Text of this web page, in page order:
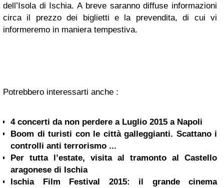
dell’Isola di Ischia. A breve saranno diffuse informazioni
circa il prezzo dei biglietti e la prevendita, di cui vi
informeremo in maniera tempestiva.
Potrebbero interessarti anche :
4 concerti da non perdere a Luglio 2015 a Napoli
Boom di turisti con le città galleggianti. Scattano i
controlli anti terrorismo ...
Per tutta l’estate, visita al tramonto al Castello
aragonese di Ischia
Ischia Film Festival 2015: il grande cinema